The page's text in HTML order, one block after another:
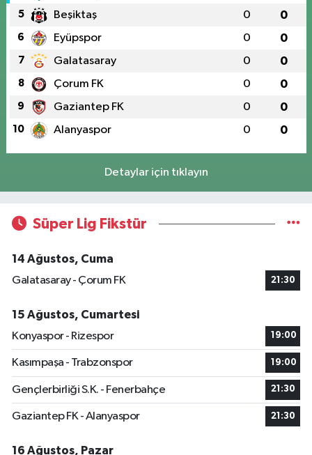
5 Beşiktaş 0 0
6 Eyüpspor 0 0
7 Galatasaray 0 0
8 Çorum FK 0 0
9 Gaziantep FK 0 0
10 Alanyaspor 0 0
Detaylar için tıklayın
Süper Lig Fikstür
14 Ağustos, Cuma
Galatasaray - Çorum FK
21:30
15 Ağustos, Cumartesi
Konyaspor - Rizespor
19:00
Kasımpaşa - Trabzonspor 19:00
Gençlerbirliği S.K. - Fenerbahçe 21:30
Gaziantep FK - Alanyaspor 21:30
16 Ağustos, Pazar